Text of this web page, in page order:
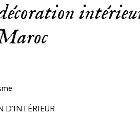
D'INTÉRIEUR